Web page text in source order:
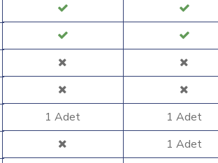
1 Adet
1 Adet
1 Adet